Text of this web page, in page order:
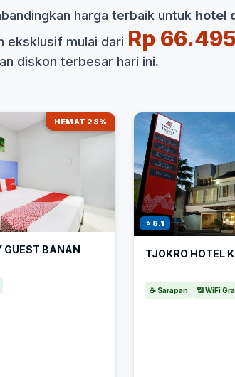
harga terbaik untuk hotel
eksklusif mulai dari Rp 66.495
diskon terbesar hari ini.
HEMAT 28%
GUEST BANAN
⭐ 8.1
TJOKRO HOTEL
☕ Sarapan 📶 WiFi